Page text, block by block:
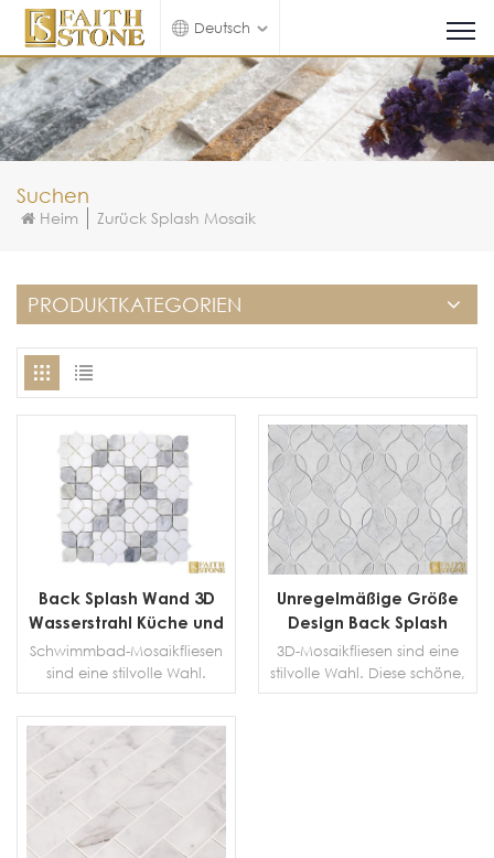
Deutsch
Suchen
Heim Zurück Splash Mosaik
PRODUKTKATEGORIEN
Back Splash Wand 3D
Wasserstrahl Küche und
Schwimmbad
Mosaikfliese
Schwimmbad-Mosaikfliesen
sind eine stilvolle Wahl.
Diese schöne, umfassende
Kollektion aus
weißem/grauem Marmor
bietet viele Fliesenoptionen
für Schwimmbäder.
MEHR DETAILS
Unregelmäßige Größe
Design Back Splash
Wand 3D-Mosaik
3D-Mosaikfliesen sind eine
stilvolle Wahl. Diese schöne,
umfassende Kollektion aus